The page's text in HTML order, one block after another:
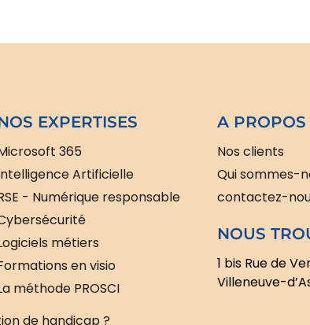
EXPERTISES
365
Artificielle
- Numérique responsable
métiers
en visio
méthode PROSCI
A PROPOS
Nos clients
Qui sommes-
contactez-
NOUS
1 bis Rue de
Villeneuve-
de handicap ?